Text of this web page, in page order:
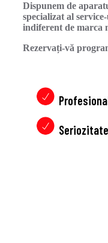
Dispunem de
specializat al
indiferent de marca
Rezervați-vă
Seriozitate